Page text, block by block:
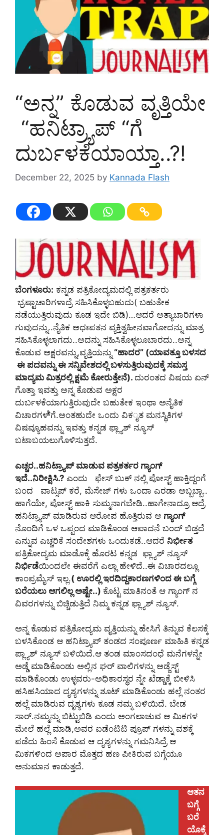
“ಅನ್ನ” ಕೊಡುವ ವೃತ್ತಿಯೇ
“ಹನಿಟ್ರ್ಯಾಪ್ “ಗೆ
ದುರ್ಬಳಕೆಯಾಯ್ತಾ..?!
December 22, 2025 by Kannada Flash
ಬೆಂಗಳೂರು: ಕನ್ನಡ ಪತ್ರಿಕೋದ್ಯಮದಲ್ಲಿ ಪತ್ರಕರ್ತರು
ಭ್ರಷ್ಟಾಚಾರಿಗಳಾದ್ರೆ ಸಹಿಸಿಕೊಳ್ಳಬಹುದು( ಬಹುತೇಕ
ನಡೆಯುತ್ತಿರುವುದು ಕೂಡ ಇದೇ ಬಿಡಿ)…ಆದರೆ ಅತ್ಯಾಚಾರಿಗಳಾ
ಗುವುದನ್ನು..ನೈತಿಕ ಅಧಃಪತನ ವ್ಯಕ್ತಿತ್ವಹೀನವಾಗೋದನ್ನು ಮಾತ್ರ
ಸಹಿಸಿಕೊಳ್ಳಲಾಗದು..ಅದನ್ನು ಸಹಿಸಿಕೊಳ್ಳಲೂಬಾರದು..ಅನ್ನ
ಕೊಡುವ ಅಕ್ಷರವನ್ನು,ವೃತ್ತಿಯನ್ನು“ಹಾದರ” (ಯಾವತ್ತೂ ಬಳಸದ
ಈ ಪದವನ್ನು ಈ ಸನ್ನಿವೇಶದಲ್ಲಿ ಬಳಸುತ್ತಿರುವುದಕ್ಕೆ ಸಮಸ್ತ
ಮಾದ್ಯಮ ಮಿತ್ರರಲ್ಲಿ ಕ್ಷಮೆ ಕೋರುತ್ತೇನೆ). ದುರಂತದ ವಿಷಯ ಏನ್
ಗೊತ್ತಾ ಇವತ್ತು ಅನ್ನ ಕೊಡುವ ಅಕ್ಷರ
ದುರ್ಬಳಕೆಯಾಗುತ್ತಿರುವುದೇ ಬಹುತೇಕ ಇಂಥಾ ಅನೈತಿಕ
ವಿಚಾರಗಳಿ್ಗೆ.ಅಂತಹುದೇ ಒಂದು ವಿಕೃತ ಮನಸ್ಥಿತಿಗಳ
ವಿಷವ್ಯೂಹವನ್ನು ಇವತ್ತು ಕನ್ನಡ ಫ್ಲ್ಯಾಶ್ ನ್ಯೂಸ್
ಬಟಾಬಯಲುಗೊಳಿಸುತ್ತದೆ.
ಎಚ್ಚರ..ಹನಿಟ್ರ್ಯಾಪ್ ಮಾಡುವ ಪತ್ರಕರ್ತರ ಗ್ಯಾಂಗ್
ಇದೆ..ನಿರೀಕ್ಷಿಸಿ.? ಎಂದು ಫೇಸ್ ಬುಕ್ ನಲ್ಲಿ ಪೋಸ್ಟ್ ಹಾಕ್ತಿದ್ದಂಗೆ
ಬಂದ ವಾಟ್ಸಪ್ ಕರೆ, ಮೆಸೇಜ್ ಗಳು ಒಂದಾ ಎರಡಾ ಅಬ್ಬಬ್ಬಾ..
ಹಾಗೆಯೇ, ಪೋಸ್ಟ್ ಹಾಕಿ ಸುಮ್ಮನಾಗಬೇಡಿ..ಹಾಗೇನಾದ್ರೂ ಆದ್ರೆ
ಹನಿಟ್ರ್ಯಾಪ್ ಮಾಡಿರುವ ಆರೋಪ ಹೊತ್ತಿರುವ ಆ ಗ್ಯಾಂಗ್
ನೊಂದಿಗೆ ಒಳ ಒಪ್ಪಂದ ಮಾಡಿಕೊಂಡ ಆಪಾದನೆ ಬಂದ್ ಬಿಡ್ತದೆ
ಎನ್ನುವ ಎಚ್ಚರಿಕೆ ಸಂದೇಶಗಳು ಒಂದುಕಡೆ..ಆದರೆ ನಿರ್ಭೀತ
ಪತ್ರಿಕೋದ್ಯಮ ಮಾಡೊಕ್ಕೆ ಹೊರಟ ಕನ್ನಡ ಫ್ಲ್ಯಾಶ್ ನ್ಯೂಸ್
ನಿರ್ಭಿಡೆಯಿಂದಲೇ ಈವರೆಗೆ ಎಲ್ಲಾ ಹೇಳಿದೆ..ಈ ವಿಚಾರದಲ್ಲೂ
ಕಾಂಪ್ರಮೈಸ್ ಇಲ್ಲ.( ಊರಲ್ಲಿ ಇರದಿದ್ದಕಾರಣಗಳಿಂದ ಈ ಬಗ್ಗೆ
ಬರೆಯಲು ಆಗಲಿಲ್ಲ ಅಷ್ಟೇ..) ಕೊಟ್ಟ ಮಾತಿನಂತೆ ಆ ಗ್ಯಾಂಗ್ ನ
ವಿವರಗಳನ್ನು ಬಿಚ್ಚಿಡುತ್ತಿದೆ ನಿಮ್ಮ ಕನ್ನಡ ಫ್ಲ್ಯಾಶ್ ನ್ಯೂಸ್.
ಅನ್ನ ಕೊಡುವ ಪತ್ರಿಕೋದ್ಯಮ ವೃತ್ತಿಯನ್ನು ಹೇಸಿಗೆ ತಿನ್ನುವ ಕೆಲಸಕ್ಕೆ
ಬಳಸಿಕೊಂಡ ಆ ಹನಿಟ್ರ್ಯಾಪ್ ತಂಡದ ಸಂಪೂರ್ಣ ಮಾಹಿತಿ ಕನ್ನಡ
ಪ್ಲ್ಯಾಶ್ ನ್ಯೂಸ್ ಬಳಿಯಿದೆ.ಆ ತಂಡ ಮಾಂಸದಂಧೆ ಮನೆಗಳನ್ನೇ
ಅಡ್ಡೆ ಮಾಡಿಕೊಂಡು ಅಲ್ಲಿನ ಘರ್ ವಾಲಿಗಳನ್ನು ಅಡ್ಜೆಸ್ಟ್
ಮಾಡಿಕೊಂಡು ಉಳ್ಳವರು-ಅಧಿಕಾರಸ್ಥರ ನ್ನೇ ಖೆಡ್ಡಾಕ್ಕೆ ಬೀಳಿಸಿ
ಹಸಿಹಸಿಯಾದ ದೃಶ್ಯಗಳನ್ನು ಶೂಟ್ ಮಾಡಿಕೊಂಡು ಹಲ್ಲೆ ನಂತರ
ಹಲ್ಲೆ ಮಾಡಿರುವ ದೃಶ್ಯಗಳು ಕೂಡ ನಮ್ಮ ಬಳಿಯಿದೆ. ಬೇಡ
ಸಾರ್.ನಮ್ಮನ್ನು ಬಿಟ್ಟುಬಿಡಿ ಎಂದು ಅಂಗಲಾಚುವ ಆ ಮಿಕಗಳ
ಮೇಲೆ ಹಲ್ಲೆ ಮಾಡಿ,ಅವರ ಐಡೆಂಟಿಟಿ ಪ್ರೂಪ್ ಗಳನ್ನು ವಶಕ್ಕೆ
ಪಡೆದು ಹಿಂಸೆ ಕೊಡುವ ಆ ದೃಶ್ಯಗಳನ್ನು ಗಮನಿಸಿದ್ರೆ ಆ
ಮಿಕಗಳಿಂದ ಅಪಾರ ಮೊತ್ತದ ಹಣ ಪೀಕಿರುವ ಬಗ್ಗೆಯೂ
ಅನುಮಾನ ಕಾಡುತ್ತದೆ.
ಆತನ
ಬಗ್ಗೆ
ಬರೆ
ಯೊಕ್ಕೆ